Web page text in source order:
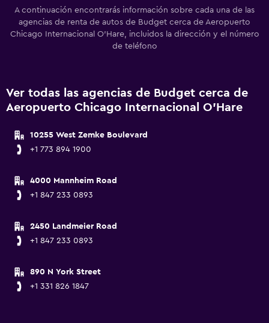
A continuación encontrarás información sobre cada una de las
agencias de renta de autos de Budget cerca de Aeropuerto
Chicago Internacional O'Hare, incluidos la dirección y el número
de teléfono
Ver todas las agencias de Budget cerca de
Aeropuerto Chicago Internacional O'Hare
10255 West Zemke Boulevard
+1 773 894 1900
4000 Mannheim Road
+1 847 233 0893
2450 Landmeier Road
+1 847 233 0893
890 N York Street
+1 331 826 1847